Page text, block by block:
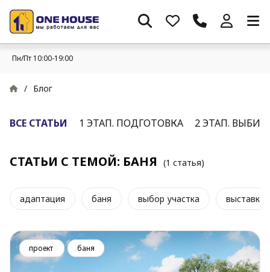
Пн/Пт 10:00-19:00
/ Блог
ВСЕ СТАТЬИ 1 ЭТАП. ПОДГОТОВКА 2 ЭТАП.
СТАТЬИ С ТЕМОЙ: БАНЯ (1 статья)
адаптация баня выбор участка выставка
проект баня